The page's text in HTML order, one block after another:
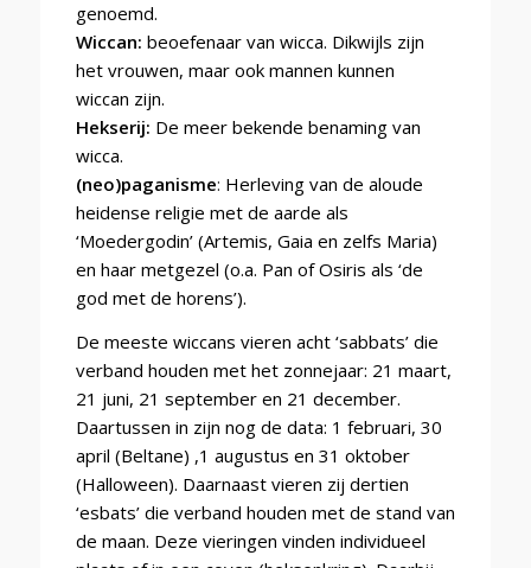
genoemd.
Wiccan: beoefenaar van wicca. Dikwijls zijn
het vrouwen, maar ook mannen kunnen
wiccan zijn.
Hekserij: De meer bekende benaming van
wicca.
(neo)paganisme: Herleving van de aloude
heidense religie met de aarde als
‘Moedergodin’ (Artemis, Gaia en zelfs Maria)
en haar metgezel (o.a. Pan of Osiris als ‘de
god met de horens’).
De meeste wiccans vieren acht ‘sabbats’ die
verband houden met het zonnejaar: 21 maart,
21 juni, 21 september en 21 december.
Daartussen in zijn nog de data: 1 februari, 30
april (Beltane) ,1 augustus en 31 oktober
(Halloween). Daarnaast vieren zij dertien
‘esbats’ die verband houden met de stand van
de maan. Deze vieringen vinden individueel